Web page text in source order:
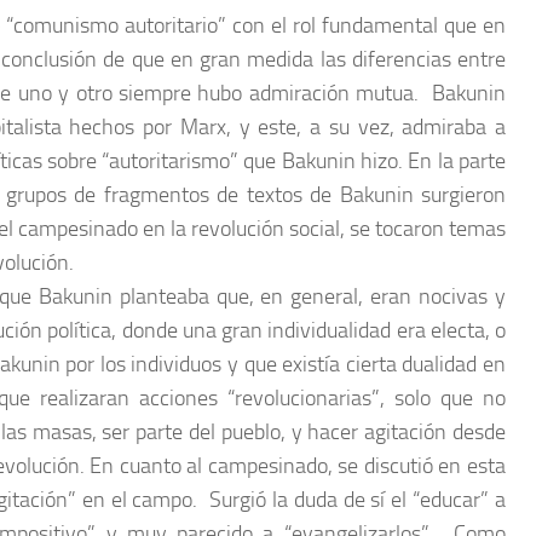
autoritario” con el rol fundamental que en
de que en gran medida las diferencias entre
uno y otro siempre hubo admiración mutua. Bakunin
hechos por Marx, y este, a su vez, admiraba a
sobre “autoritarismo” que Bakunin hizo. En la parte
de fragmentos de textos de Bakunin surgieron
campesinado en la revolución social, se tocaron temas
Bakunin planteaba que, en general, eran nocivas y
política, donde una gran individualidad era electa, o
por los individuos y que existía cierta dualidad en
realizaran acciones “revolucionarias”, solo que no
masas, ser parte del pueblo, y hacer agitación desde
En cuanto al campesinado, se discutió en esta
en el campo. Surgió la duda de sí el “educar” a